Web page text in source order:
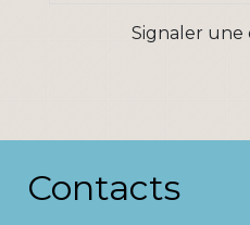
Signaler
Contacts